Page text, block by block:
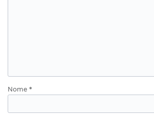
Nome *